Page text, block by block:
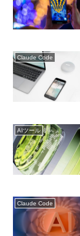
Claude Code
AIツール
Claude Code